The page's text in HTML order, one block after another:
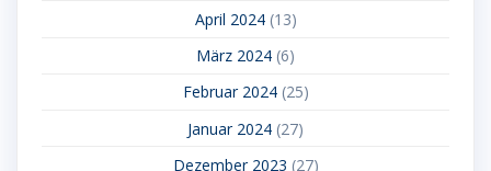
April 2024(13)
März 2024 (6)
Februar 2024(25)
Januar 2024 (27)
Dezember 2023 (27)